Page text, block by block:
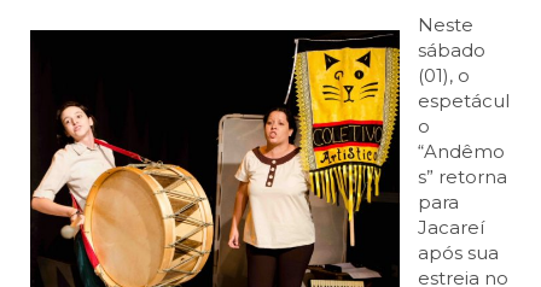
Neste
sábado
(01), o
espetácul
o
“Andêmo
s” retorna
para
Jacareí
após sua
estreia no